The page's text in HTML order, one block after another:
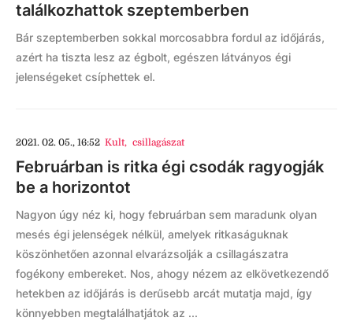
találkozhattok szeptemberben
Bár szeptemberben sokkal morcosabbra fordul az időjárás,
azért ha tiszta lesz az égbolt, egészen látványos égi
jelenségeket csíphettek el.
2021. 02. 05., 16:52 Kult, csillagászat
Februárban is ritka égi csodák ragyogják
be a horizontot
Nagyon úgy néz ki, hogy februárban sem maradunk olyan
mesés égi jelenségek nélkül, amelyek ritkaságuknak
köszönhetően azonnal elvarázsolják a csillagászatra
fogékony embereket. Nos, ahogy nézem az elkövetkezendő
hetekben az időjárás is derűsebb arcát mutatja majd, így
könnyebben megtalálhatjátok az ...